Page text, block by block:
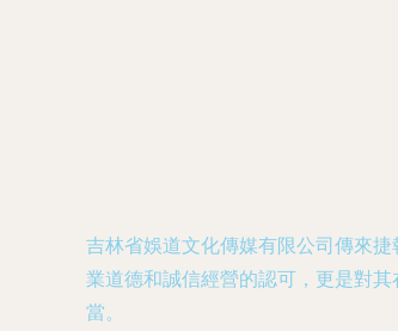
吉林省娛道文化傳媒有限公司傳來
業道德和誠信經營的認可，更是對
當。